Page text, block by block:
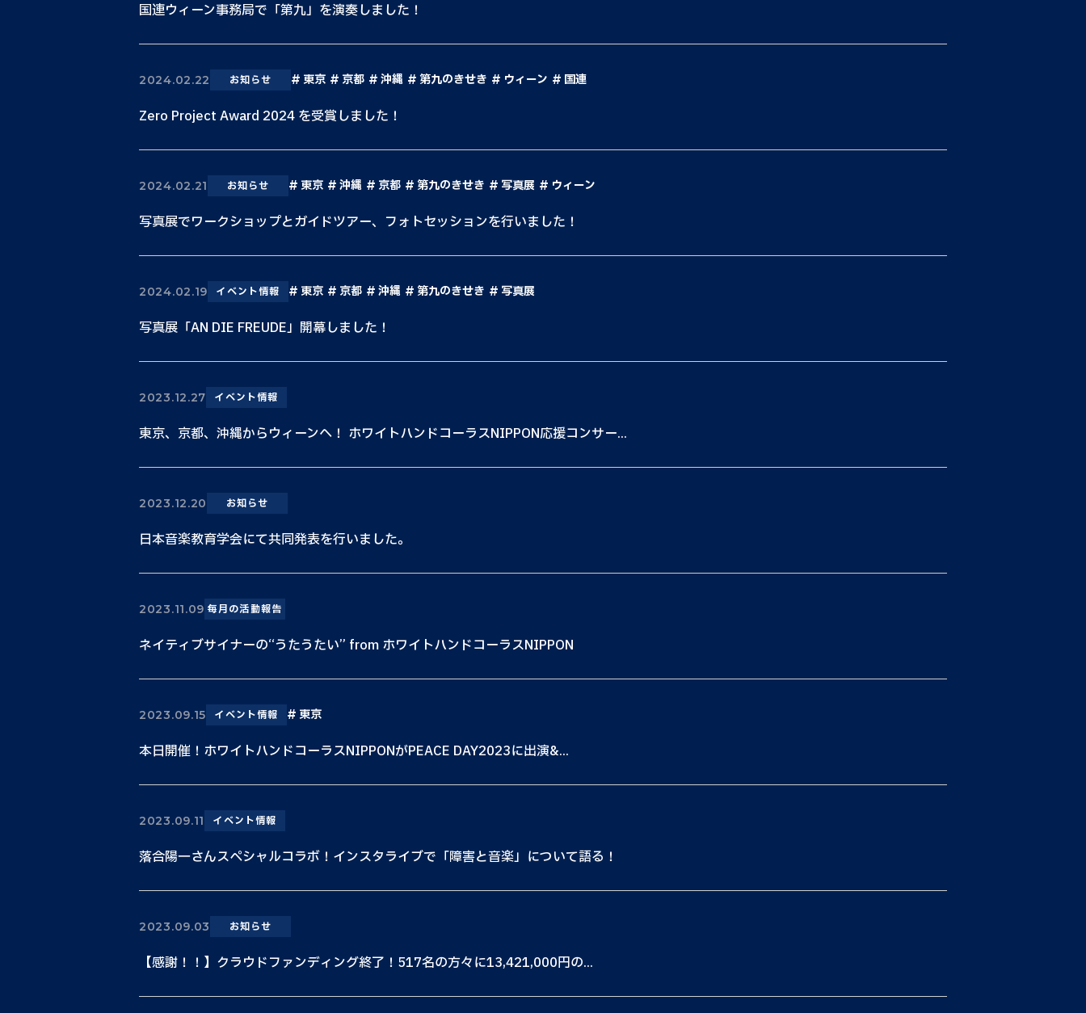
国連ウィーン事務局で「第九」を演奏しました！
2024.02.22 お知らせ 東京 京都 沖縄 第九のきせき ウィーン 国連
Zero Project Award 2024 を受賞しました！
2024.02.21 お知らせ 東京 沖縄 京都 第九のきせき 写真展 ウィーン
写真展でワークショップとガイドツアー、フォトセッションを行いました！
2024.02.19 イベント情報 東京 京都 沖縄 第九のきせき 写真展
写真展「AN DIE FREUDE」開幕しました！
2023.12.27 イベント情報
東京、京都、沖縄からウィーンへ！ ホワイトハンドコーラスNIPPON応援コンサー...
2023.12.20 お知らせ
日本音楽教育学会にて共同発表を行いました。
2023.11.09 毎月の活動報告
ネイティブサイナーの“うたうたい” from ホワイトハンドコーラスNIPPON
2023.09.15 イベント情報 東京
本日開催！ホワイトハンドコーラスNIPPONがPEACE DAY2023に出演&...
2023.09.11 イベント情報
落合陽一さんスペシャルコラボ！インスタライブで「障害と音楽」について語る！
2023.09.03 お知らせ
【感謝！！】クラウドファンディング終了！517名の方々に13,421,000円の...